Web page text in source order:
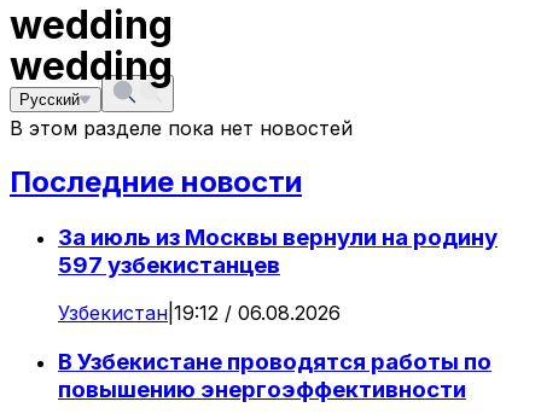
wedding
Русский
wedding
В этом разделе пока нет новостей
Последние новости
За июль из Москвы вернули на родину
597 узбекистанцев
Узбекистан 19:12 / 06.08.2026
В Узбекистане проводятся работы по
повышению энергоэффективности